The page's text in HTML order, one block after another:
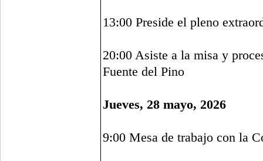
13:00 Preside el pleno
20:00 Asiste a la misa y
Fuente del Pino
Jueves, 28 mayo, 2026
9:00 Mesa de trabajo con la